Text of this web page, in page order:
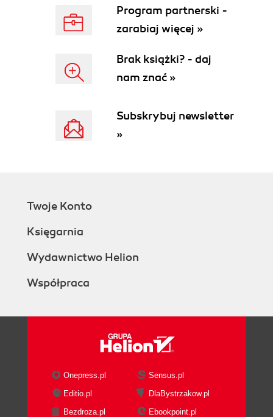
25. W.B. Yeats (I) (195)
27. Literacki myśliciel (209)
28. Czas (217)
Program partnerski -
zarabiaj więcej »
Brak książki? - daj
nam znać »
Subskrybuj newsletter
»
Twoje Konto
Księgarnia
Wydawnictwo Helion
Współpraca
Onepress.pl
Sensus.pl
Editio.pl
DlaBystrzakow.pl
Bezdroza.pl
Ebookpoint.pl